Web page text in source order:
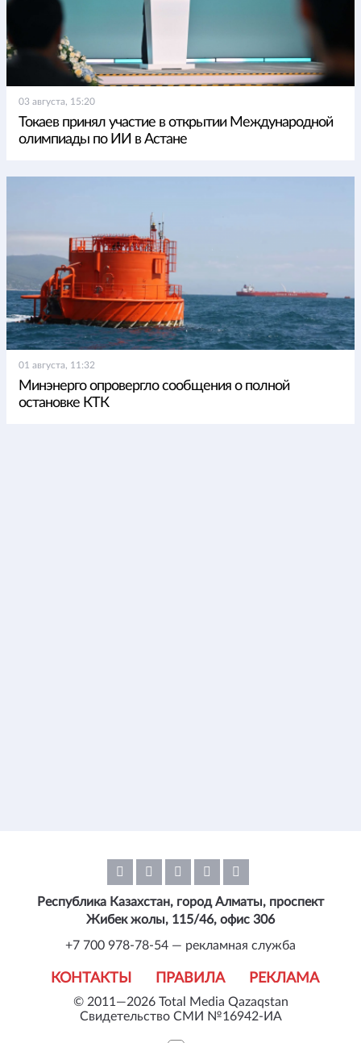
03 августа, 15:20
Токаев принял участие в открытии Международной
олимпиады по ИИ в Астане
01 августа, 11:32
Минэнерго опровергло сообщения о полной
остановке КТК
© 2011—2026 Total Media Qazaqstan
Свидетельство СМИ №16942-ИА
КОНТАКТЫ ПРАВИЛА РЕКЛАМА
Республика Казахстан, город Алматы, проспект
Жибек жолы, 115/46, офис 306
+7 700 978-78-54 — рекламная служба